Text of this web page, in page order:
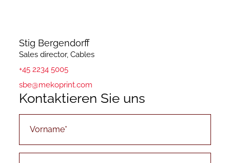
Stig Bergendorff
Sales director, Cables
+45 2234 5005
sbe@mekoprint.com
Kontaktieren Sie uns